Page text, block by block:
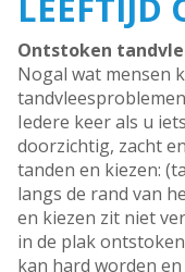
Ontstoken
Nogal wat mensen
Iedere keer als u
doorzichtig, zacht
tanden en kiezen:
langs de rand van
en kiezen zit niet
in de plak
kan hard worden